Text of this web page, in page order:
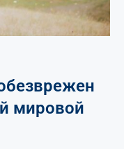
мировой